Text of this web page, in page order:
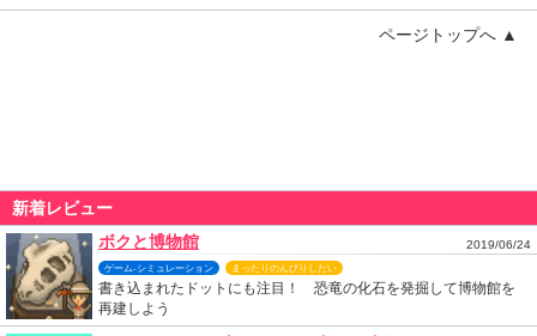
ページトップへ ▲
新着レビュー
ボクと博物館
2019/06/24
ゲーム-シミュレーション まったりのんびりしたい
書き込まれたドットにも注目！ 恐竜の化石を発掘して博物館を
再建しよう